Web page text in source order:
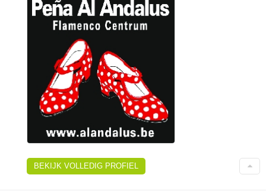
BEKIJK VOLLEDIG PROFIEL